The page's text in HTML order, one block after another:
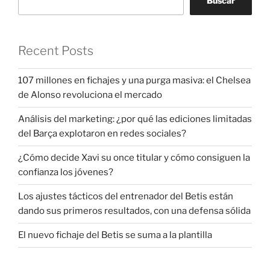
Recent Posts
107 millones en fichajes y una purga masiva: el Chelsea
de Alonso revoluciona el mercado
Análisis del marketing: ¿por qué las ediciones limitadas
del Barça explotaron en redes sociales?
¿Cómo decide Xavi su once titular y cómo consiguen la
confianza los jóvenes?
Los ajustes tácticos del entrenador del Betis están
dando sus primeros resultados, con una defensa sólida
El nuevo fichaje del Betis se suma a la plantilla